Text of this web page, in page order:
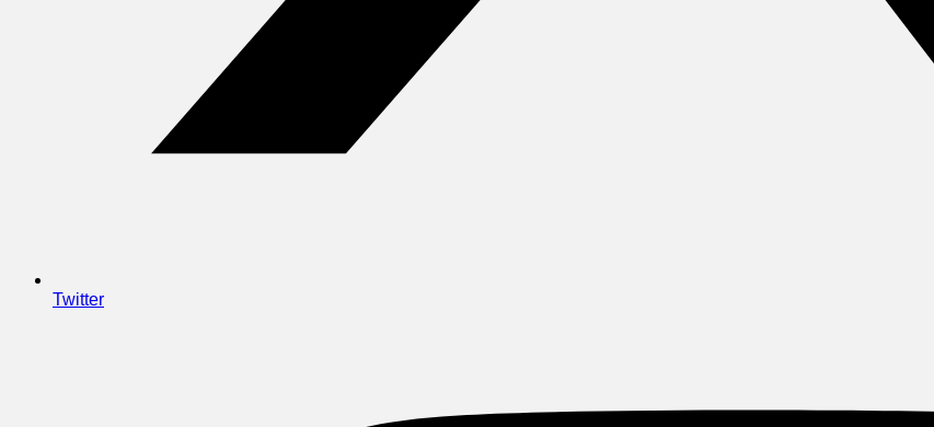
Twitter